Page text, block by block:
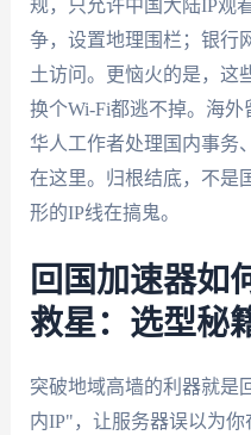
规，只允许中国大陆IP观
争，设置地理围栏；银行
土访问。更恼火的是，这
换个Wi-Fi都逃不掉。海外
华人工作者处理国内事务
在这里。归根结底，不是
形的IP线在搞鬼。
回国加速器如
救星：选型秘
突破地域高墙的利器就是
内IP"，让服务器误以为你